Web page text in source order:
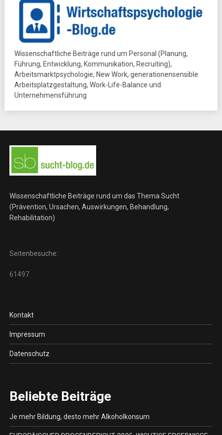
Wissenschaftliche Beiträge rund um Personal (Planung,
Führung, Entwicklung, Kommunikation, Recruiting),
Arbeitsmarktpsychologie, New Work, generationensensible
Arbeitsplatzgestaltung, Work-Life-Balance und
Unternehmensführung
Wissenschaftliche Beiträge rund um das Thema Sucht
(Prävention, Ursachen, Auswirkungen, Behandlung,
Rehabilitation)
Seitenbesuche:
61497
Kontakt
Impressum
Datenschutz
Beliebte Beiträge
Je mehr Bildung, desto mehr Alkoholkonsum